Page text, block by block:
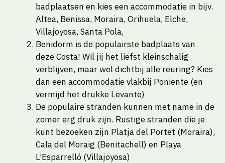
badplaatsen en kies een accommodatie in bijv.
Altea, Benissa, Moraira, Orihuela, Elche,
Villajoyosa, Santa Pola,
Benidorm is de populairste badplaats van
deze Costa! Wil jij het liefst kleinschalig
verblijven, maar wel dichtbij alle reuring? Kies
dan een accommodatie vlakbij Poniente (en
vermijd het drukke Levante)
De populaire stranden kunnen met name in de
zomer erg druk zijn. Rustige stranden die je
kunt bezoeken zijn Platja del Portet (Moraira),
Cala del Moraig (Benitachell) en Playa
L’Esparrelló (Villajoyosa)